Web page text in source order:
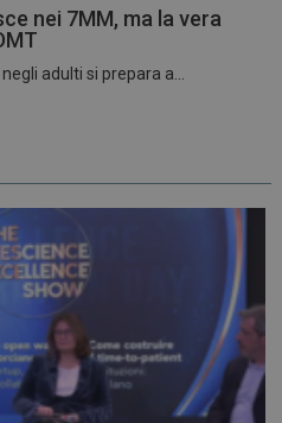
nei 7MM, ma la vera
adulti si prepara a...